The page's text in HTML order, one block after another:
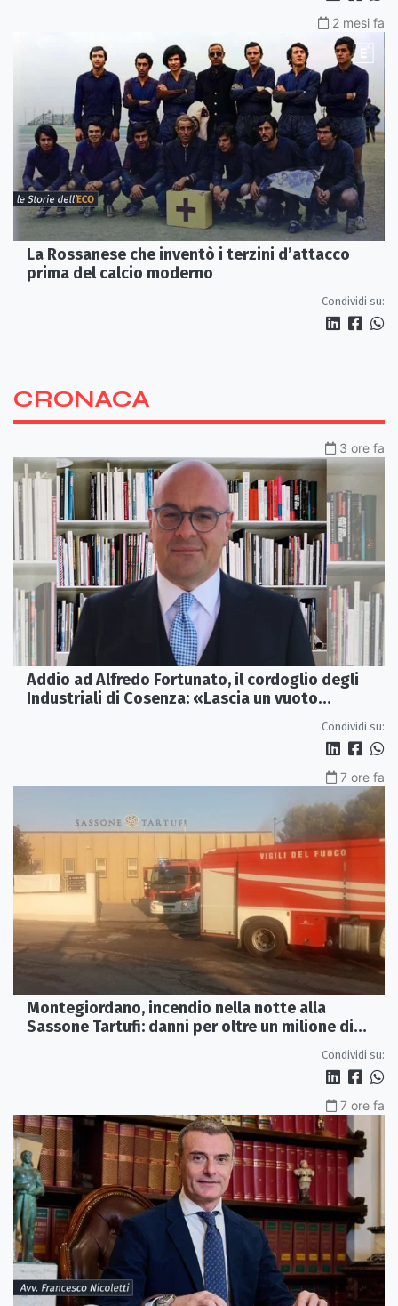
2 mesi fa
La Rossanese che inventò i terzini d’attacco
prima del calcio moderno
Condividi su:
CRONACA
3 ore fa
Addio ad Alfredo Fortunato, il cordoglio degli
Industriali di Cosenza: «Lascia un vuoto
Condividi su:
7 ore fa
Montegiordano, incendio nella notte alla
Sassone Tartufi: danni per oltre un milione di
Condividi su:
7 ore fa